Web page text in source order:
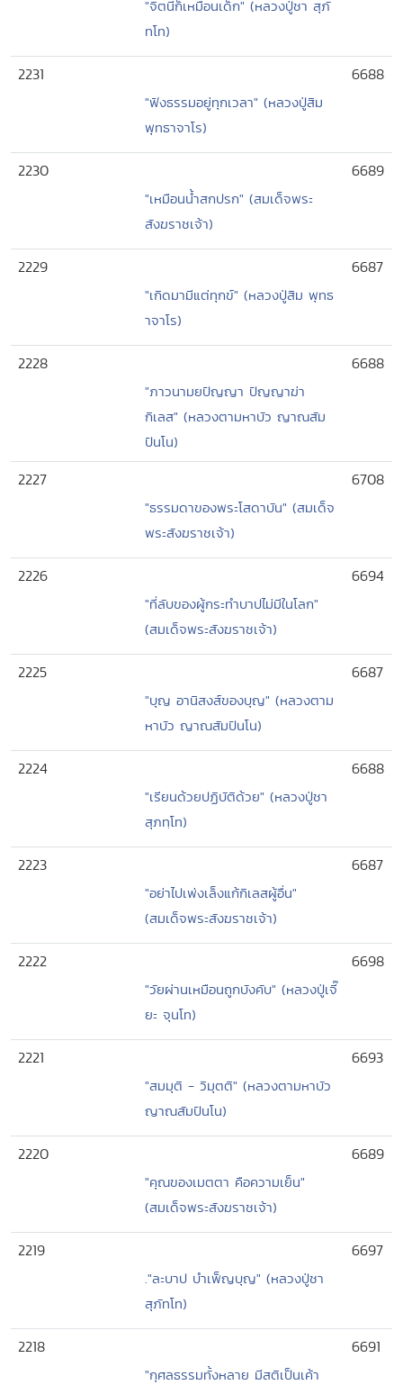
"จิตนี้ก็เหมือนเด็ก" (หลวงปู่ชา สุภั
ทโท)
2231
"ฟังธรรมอยู่ทุกเวลา" (หลวงปู่สิม
พุทธาจาโร)
6688
2230
"เหมือนน้ำสกปรก" (สมเด็จพระ
สังฆราชเจ้า)
6689
2229
"เกิดมามีแต่ทุกข์" (หลวงปู่สิม พุทธ
าจาโร)
6687
2228
"ภาวนามยปัญญา ปัญญาฆ่า
กิเลส" (หลวงตามหาบัว ญาณสัม
ปันโน)
6688
2227
"ธรรมดาของพระโสดาบัน" (สมเด็จ
พระสังฆราชเจ้า)
6708
2226
"ที่ลับของผู้กระทำบาปไม่มีในโลก"
(สมเด็จพระสังฆราชเจ้า)
6694
2225
"บุญ อานิสงส์ของบุญ" (หลวงตาม
หาบัว ญาณสัมปันโน)
6687
2224
"เรียนด้วยปฏิบัติด้วย" (หลวงปู่ชา
สุภทฺโท)
6688
2223
"อย่าไปเพ่งเล็งแก้กิเลสผู้อื่น"
(สมเด็จพระสังฆราชเจ้า)
6687
2222
"วัยผ่านเหมือนถูกบังคับ" (หลวงปู่เจี๊
ยะ จุนโท)
6698
2221
"สมมุติ - วิมุตติ" (หลวงตามหาบัว
ญาณสัมปันโน)
6693
2220
"คุณของเมตตา คือความเย็น"
(สมเด็จพระสังฆราชเจ้า)
6689
2219
."ละบาป บำเพ็ญบุญ" (หลวงปู่ชา
สุภัทโท)
6697
2218
"กุศลธรรมทั้งหลาย มีสติเป็นเค้า
6691